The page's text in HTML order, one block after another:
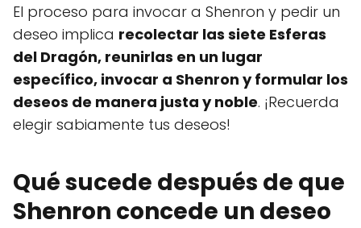
El proceso para invocar a Shenron y pedir un
deseo implica recolectar las siete Esferas
del Dragón, reunirlas en un lugar
específico, invocar a Shenron y formular los
deseos de manera justa y noble. ¡Recuerda
elegir sabiamente tus deseos!
Qué sucede después de que
Shenron concede un deseo